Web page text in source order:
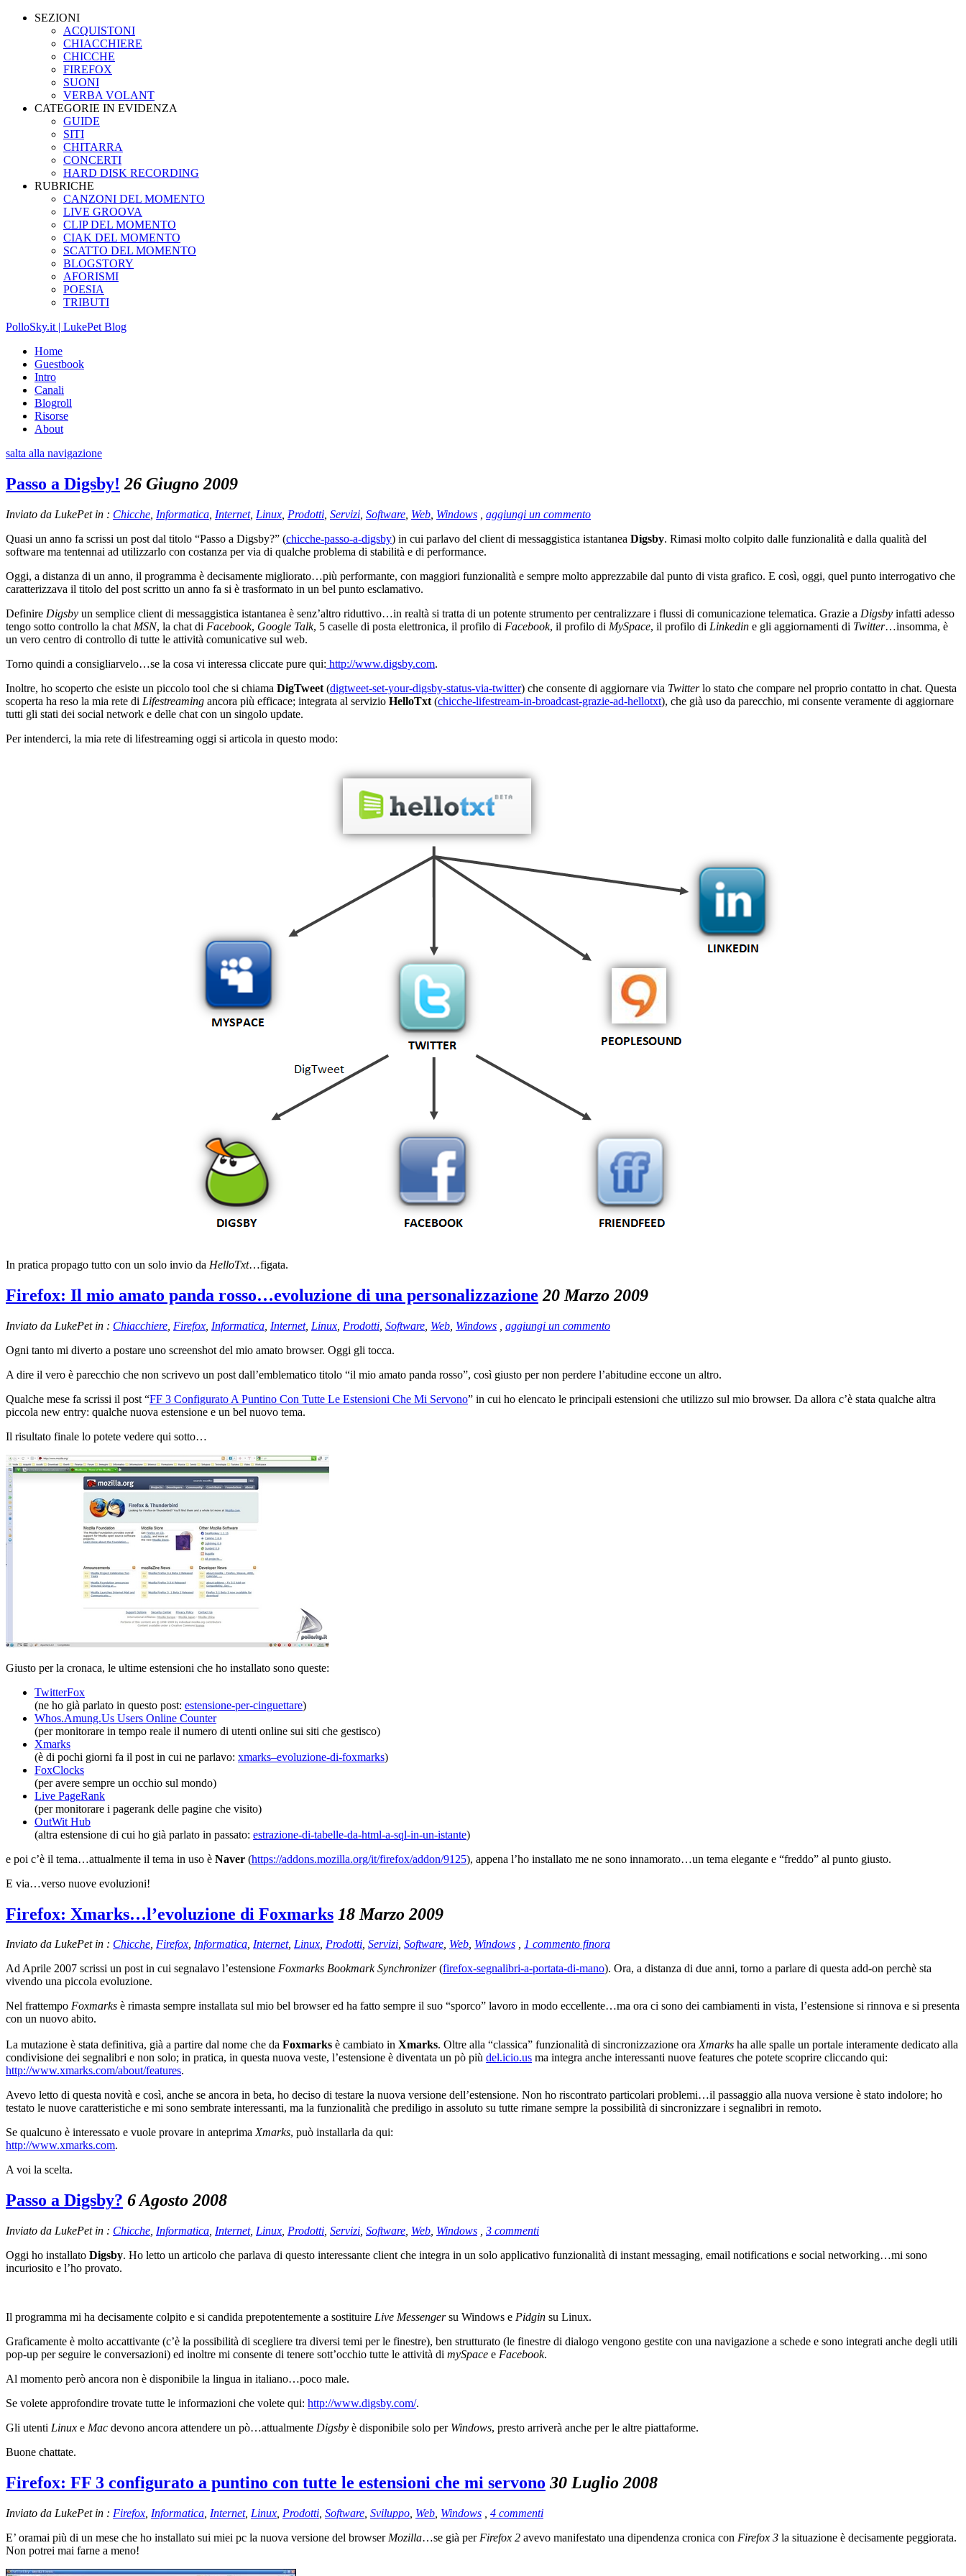
SEZIONI
ACQUISTONI
CHIACCHIERE
CHICCHE
FIREFOX
SUONI
VERBA VOLANT
CATEGORIE IN EVIDENZA
GUIDE
SITI
CHITARRA
CONCERTI
HARD DISK RECORDING
RUBRICHE
CANZONI DEL MOMENTO
LIVE GROOVA
CLIP DEL MOMENTO
CIAK DEL MOMENTO
SCATTO DEL MOMENTO
BLOGSTORY
AFORISMI
POESIA
TRIBUTI
PolloSky.it | LukePet Blog
Home
Guestbook
Intro
Canali
Blogroll
Risorse
About
salta alla navigazione
Passo a Digsby! 26 Giugno 2009
Inviato da LukePet in : Chicche Informatica Internet, Linux Prodotti Servizi Software Web Windows
aggiungi un commento
Quasi un anno fa scrissi un post dal titolo “Passo a Digsby?” (chicche-passo-a-digsby) in cui parlavo del client di messaggistica istantanea Digsby. Rimasi molto colpito dalle funzionalità e dalla qualità del
software ma tentennai ad utilizzarlo con costanza per via di qualche problema di stabilità e di performance.
Oggi, a distanza di un anno, il programma è decisamente migliorato…più performante, con maggiori funzionalità e sempre molto apprezzabile dal punto di vista grafico. E così, oggi, quel punto interrogativo che
caratterizzava il titolo del post scritto un anno fa si è trasformato in un bel punto esclamativo.
Definire Digsby un semplice client di messaggistica istantanea è senz’altro riduttivo…in realtà si tratta di un potente strumento per centralizzare i flussi di comunicazione telematica. Grazie a Digsby infatti adesso
tengo sotto controllo la chat MSN, la chat di Facebook, Google Talk, 5 caselle di posta elettronica, il profilo di Facebook, il profilo di MySpace, il profilo di Linkedin e gli aggiornamenti di Twitter…insomma, è
un vero centro di controllo di tutte le attività comunicative sul web.
Torno quindi a consigliarvelo…se la cosa vi interessa cliccate pure qui: http://www.digsby.com.
Inoltre, ho scoperto che esiste un piccolo tool che si chiama DigTweet (digtweet-set-your-digsby-status-via-twitter) che consente di aggiornare via Twitterlo stato che compare nel proprio contatto in chat. Questa
scoperta ha reso la mia rete di Lifestreaming ancora più efficace; integrata al servizio HelloTxt (chicche-lifestream-in-broadcast-grazie-ad-hellotxt), che già uso da parecchio, mi consente veramente di aggiornare
tutti gli stati dei social network e delle chat con un singolo update.
Per intenderci, la mia rete di lifestreaming oggi si articola in questo modo:
In pratica propago tutto con un solo invio da HelloTxt…figata.
Firefox: Il mio amato panda rosso…evoluzione di una personalizzazione 20 Marzo 2009
Inviato da LukePet in : Chiacchiere Firefox Informatica Internet, Linux Prodotti Software Web Windows
aggiungi un commento
Ogni tanto mi diverto a postare uno screenshot del mio amato browser. Oggi gli tocca.
A dire il vero è parecchio che non scrivevo un post dall’emblematico titolo “il mio amato panda rosso”, così giusto per non perdere l’abitudine eccone un altro.
Qualche mese fa scrissi il post “FF 3 Configurato A Puntino Con Tutte Le Estensioni Che Mi Servono” in cui ho elencato le principali estensioni che utilizzo sul mio browser. Da allora c’è stata qualche altra
piccola new entry: qualche nuova estensione e un bel nuovo tema.
Il risultato finale lo potete vedere qui sotto…
Giusto per la cronaca, le ultime estensioni che ho installato sono queste:
TwitterFox
(ne ho già parlato in questo post: estensione-per-cinguettare)
Whos.Amung.Us Users Online Counter
(per monitorare in tempo reale il numero di utenti online sui siti che gestisco)
Xmarks
(è di pochi giorni fa il post in cui ne parlavo: xmarks–evoluzione-di-foxmarks)
FoxClocks
(per avere sempre un occhio sul mondo)
Live PageRank
(per monitorare i pagerank delle pagine che visito)
OutWit Hub
(altra estensione di cui ho già parlato in passato: estrazione-di-tabelle-da-html-a-sql-in-un-istante)
e poi c’è il tema…attualmente il tema in uso è Naver (https://addons.mozilla.org/it/firefox/addon/9125), appena l’ho installato me ne sono innamorato…un tema elegante e “freddo” al punto giusto.
E via…verso nuove evoluzioni!
Firefox: Xmarks…l’evoluzione di Foxmarks 18 Marzo 2009
Inviato da LukePet in : Chicche, Firefox, Informatica, Internet, Linux, Prodotti, Servizi, Software, Web, Windows , 1 commento finora
Ad Aprile 2007 scrissi un post in cui segnalavo l’estensione Foxmarks Bookmark Synchronizer(firefox-segnalibri-a-portata-di-mano). Ora, a distanza di due anni, torno a parlare di questa add-on perchè sta
vivendo una piccola evoluzione.
Nel frattempo Foxmarks è rimasta sempre installata sul mio bel browser ed ha fatto sempre il suo “sporco” lavoro in modo eccellente…ma ora ci sono dei cambiamenti in vista, l’estensione si rinnova e si presenta
con un nuovo abito.
La mutazione è stata definitiva, già a partire dal nome che da Foxmarks è cambiato in Xmarks. Oltre alla “classica” funzionalità di sincronizzazione oraXmarks ha alle spalle un portale interamente dedicato alla
condivisione dei segnalibri e non solo; in pratica, in questa nuova veste, l’estensione è diventata un pò più del.icio.us ma integra anche interessanti nuove features che potete scoprire cliccando qui:
http://www.xmarks.com/about/features.
Avevo letto di questa novità e così, anche se ancora in beta, ho deciso di testare la nuova versione dell’estensione. Non ho riscontrato particolari problemi…il passaggio alla nuova versione è stato indolore; ho
testato le nuove caratteristiche e mi sono sembrate interessanti, ma la funzionalità che prediligo in assoluto su tutte rimane sempre la possibilità di sincronizzare i segnalibri in remoto.
Se qualcuno è interessato e vuole provare in anteprimaXmarks, può installarla da qui:
http://www.xmarks.com.
A voi la scelta.
Passo a Digsby? 6 Agosto 2008
Inviato da LukePet in : Chicche Informatica Internet, Linux Prodotti Servizi Software Web Windows
3 commenti
Oggi ho installato Digsby. Ho letto un articolo che parlava di questo interessante client che integra in un solo applicativo funzionalità di instant messaging, email notifications e social networking…mi sono
incuriosito e l’ho provato.
Il programma mi ha decisamente colpito e si candida prepotentemente a sostituire Live Messengersu Windows e Pidgin su Linux.
Graficamente è molto accattivante (c’è la possibilità di scegliere tra diversi temi per le finestre), ben strutturato (le finestre di dialogo vengono gestite con una navigazione a schede e sono integrati anche degli utili
pop-up per seguire le conversazioni) ed inoltre mi consente di tenere sott’occhio tutte le attività di mySpace e Facebook.
Al momento però ancora non è disponibile la lingua in italiano…poco male.
Se volete approfondire trovate tutte le informazioni che volete qui: http://www.digsby.com/.
Gli utenti Linux e Mac devono ancora attendere un pò…attualmente Digsby è disponibile solo per Windows, presto arriverà anche per le altre piattaforme.
Buone chattate.
Firefox: FF 3 configurato a puntino con tutte le estensioni che mi servono 30 Luglio 2008
Inviato da LukePet in : Firefox Informatica Internet, Linux Prodotti Software Sviluppo Web Windows
4 commenti
E’ oramai più di un mese che ho installato sui miei pc la nuova versione del browser Mozilla…se già per Firefox 2 avevo manifestato una dipendenza cronica con Firefox 3 la situazione è decisamente peggiorata.
Non potrei mai farne a meno!